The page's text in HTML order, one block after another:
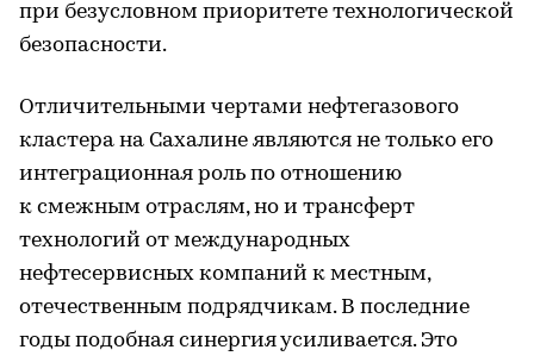
при безусловном приоритете технологической
безопасности.
Отличительными чертами нефтегазового
кластера на Сахалине являются не только его
интеграционная роль по отношению
к смежным отраслям, но и трансферт
технологий от международных
нефтесервисных компаний к местным,
отечественным подрядчикам. В последние
годы подобная синергия усиливается. Это